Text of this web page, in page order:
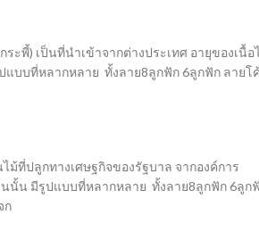
ะพี้) เป็นที่นำเข้าจากต่างประเทศ อายุของเนื้อ
บบที่หลากหลาย ทั้งลาย8ลูกฟัก 6ลูกฟัก ลายโ
ม้ที่ปลูกทางเศษฐกิจของรัฐบาล จากองค์การ
นั้น มีรูปแบบที่หลากหลาย ทั้งลาย8ลูกฟัก 6ลูก
ก